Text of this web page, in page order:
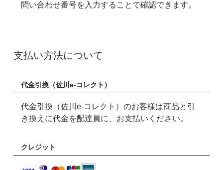
問い合わせ番号を入力することで確認できます。
支払い方法について
代金引換（佐川e-コレクト）
代金引換（佐川e-コレクト）のお客様は商品と引
き換えに代金を配達員に、お支払いください。
クレジット